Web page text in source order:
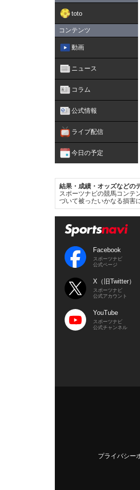
toto
コンテンツ
動画
ニュース
コラム
公式情報
ライブ配信
今日の予定
結果・成績・オッズなどの
スポーツナビの競馬コンテ
づいて被ったいかなる損害
Facebook
スポーツナビ
公式ページ
X（旧Twitter）
スポーツナビ
公式アカウント
YouTube
スポーツナビ
公式チャンネル
プライバシー